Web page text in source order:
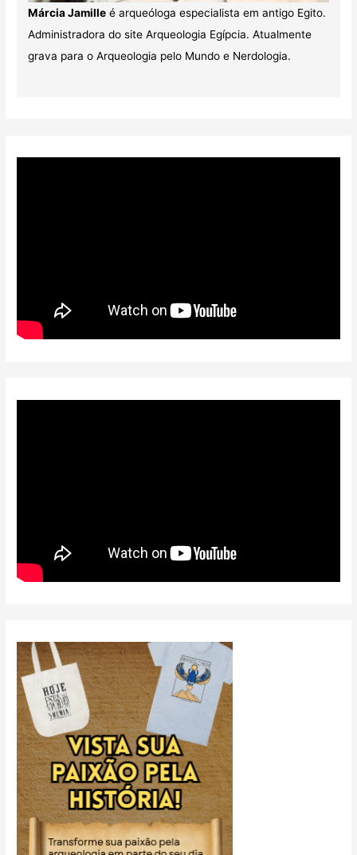
Márcia Jamilleé arqueóloga especialista em antigo Egito.
Administradora do site Arqueologia Egípcia. Atualmente
grava para o Arqueologia pelo Mundo e Nerdologia.